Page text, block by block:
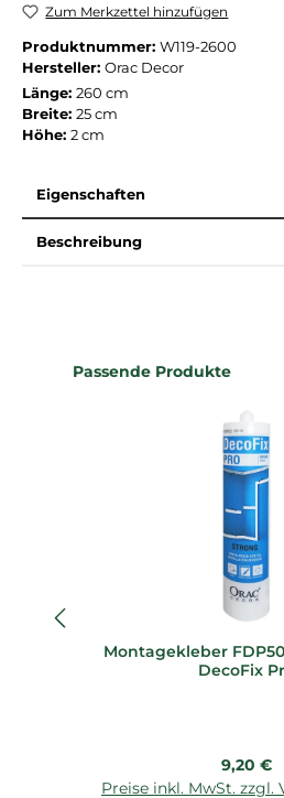
Zum Merkzettel hinzufügen
Produktnummer: W119-2600
Hersteller: Orac Decor
Länge: 260 cm
Breite: 25 cm
Höhe: 2 cm
Eigenschaften
Beschreibung
Produktgalerie überspringen
Passende Produkte
Montagekleber
DecoFix
9,20 €
Preise inkl. MwSt. zzgl.